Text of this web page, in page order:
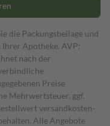
die Packungsbeilage und
Apotheke. AVP:
nach der
Preise
Mehrwertsteuer, ggf.
versand­kosten­
Alle Angebote